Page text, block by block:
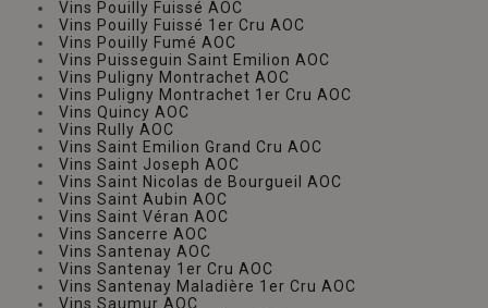
Vins Pouilly Fuissé AOC
Vins Pouilly Fuissé 1er Cru AOC
Vins Pouilly Fumé AOC
Vins Puisseguin Saint Emilion AOC
Vins Puligny Montrachet AOC
Vins Puligny Montrachet 1er Cru AOC
Vins Quincy AOC
Vins Rully AOC
Vins Saint Emilion Grand Cru AOC
Vins Saint Joseph AOC
Vins Saint Nicolas de Bourgueil AOC
Vins Saint Aubin AOC
Vins Saint Véran AOC
Vins Sancerre AOC
Vins Santenay AOC
Vins Santenay 1er Cru AOC
Vins Santenay Maladière 1er Cru AOC
Vins Saumur AOC